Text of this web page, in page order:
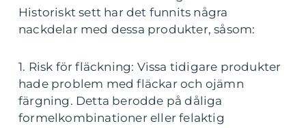
Historiskt sett har det funnits några
nackdelar med dessa produkter, såsom:
1. Risk för fläckning: Vissa tidigare produkter
hade problem med fläckar och ojämn
färgning. Detta berodde på dåliga
formelkombinationer eller felaktig